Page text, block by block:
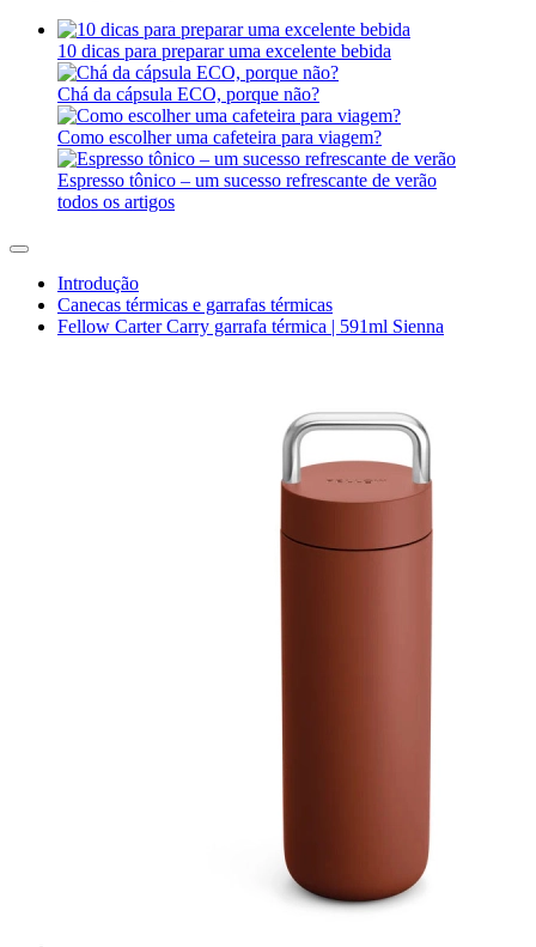
10 dicas para preparar uma excelente bebida
Chá da cápsula ECO, porque não?
Como escolher uma cafeteira para viagem?
Espresso tônico – um sucesso refrescante de verão
todos os artigos
Introdução
Canecas térmicas e garrafas térmicas
Fellow Carter Carry garrafa térmica | 591ml Sienna